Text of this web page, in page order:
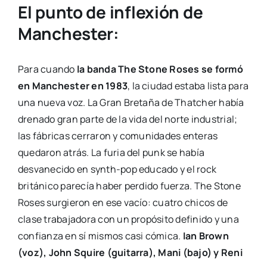
El punto de inflexión de
Manchester:
Para cuando la banda The Stone Roses se formó
en Manchester en 1983, la ciudad estaba lista para
una nueva voz. La Gran Bretaña de Thatcher había
drenado gran parte de la vida del norte industrial;
las fábricas cerraron y comunidades enteras
quedaron atrás. La furia del punk se había
desvanecido en synth-pop educado y el rock
británico parecía haber perdido fuerza. The Stone
Roses surgieron en ese vacío: cuatro chicos de
clase trabajadora con un propósito definido y una
confianza en sí mismos casi cómica. Ian Brown
(voz), John Squire (guitarra), Mani (bajo) y Reni